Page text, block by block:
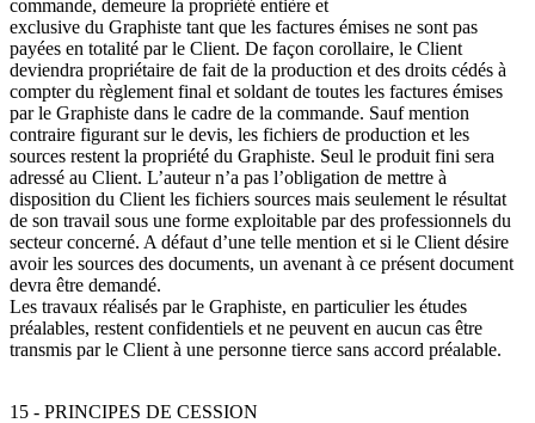
commande, demeure la propriété entière et
exclusive du Graphiste tant que les factures émises ne sont pas
payées en totalité par le Client. De façon corollaire, le Client
deviendra propriétaire de fait de la production et des droits cédés à
compter du règlement final et soldant de toutes les factures émises
par le Graphiste dans le cadre de la commande. Sauf mention
contraire figurant sur le devis, les fichiers de production et les
sources restent la propriété du Graphiste. Seul le produit fini sera
adressé au Client. L’auteur n’a pas l’obligation de mettre à
disposition du Client les fichiers sources mais seulement le résultat
de son travail sous une forme exploitable par des professionnels du
secteur concerné. A défaut d’une telle mention et si le Client désire
avoir les sources des documents, un avenant à ce présent document
devra être demandé.
Les travaux réalisés par le Graphiste, en particulier les études
préalables, restent confidentiels et ne peuvent en aucun cas être
transmis par le Client à une personne tierce sans accord préalable.
15 - PRINCIPES DE CESSION